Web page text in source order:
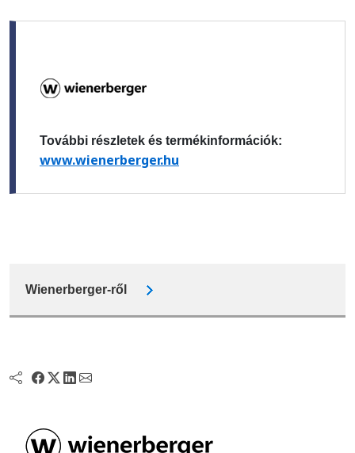
További részletek és termékinformációk:
www.wienerberger.hu
Wienerberger-ről